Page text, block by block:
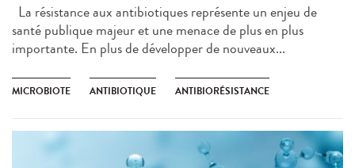
La résistance aux antibiotiques représente un enjeu de
santé publique majeur et une menace de plus en plus
importante. En plus de développer de nouveaux...
MICROBIOTE ANTIBIOTIQUE ANTIBIORÉSISTANCE